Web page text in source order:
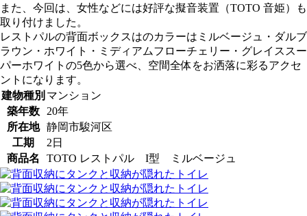
また、今回は、女性などには好評な擬音装置（TOTO 音姫）も
取り付けました。
レストパルの背面ボックスはのカラーはミルベージュ・ダルブ
ラウン・ホワイト・ミディアムフローチェリー・グレイススー
パーホワイトの5色から選べ、空間全体をお洒落に彩るアクセ
ントになります。
建物種別 マンション
築年数
20年
所在地 静岡市駿河区
工期
2日
商品名
TOTO レストパル I型 ミルベージュ